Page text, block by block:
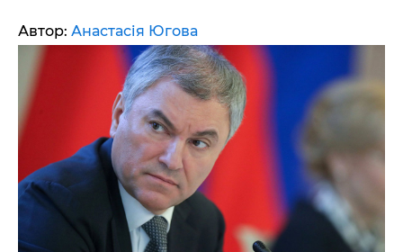
Автор: Анастасія Югова